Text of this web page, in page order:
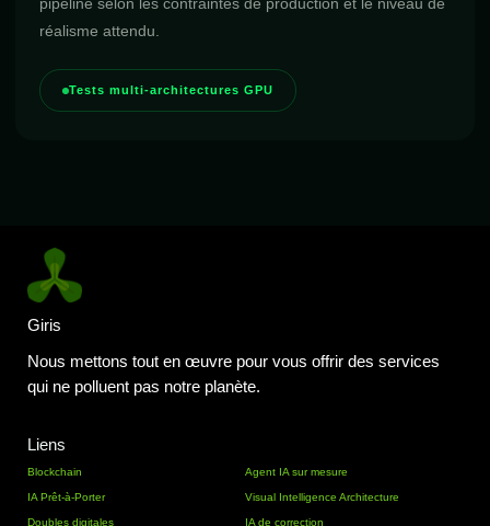
réalisme attendu.
Tests multi-architectures GPU
Giris
Nous mettons tout en œuvre pour vous offrir des services
qui ne polluent pas notre planète.
Liens
Blockchain
IA Prêt-à-Porter
Doubles digitales
Agent IA sur mesure
Visual Intelligence Architecture
IA de correction